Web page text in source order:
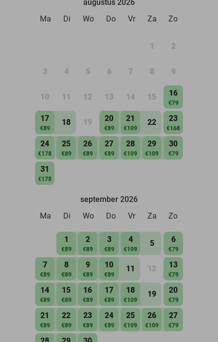
augustus 2026
Ma
Di Wo Do Vr Za Zo
1 2
3 4 5 6 7 8 9
10 11 12 13 14 15 16
€79
17
€89
18 19 20
€89
21
€109
22 23
€168
24
€178
25
€89
26
€89
27
€89
28
€109
29
€109
30
€79
31
€178
september 2026
Ma
Di Wo Do Vr Za Zo
1
€89
2
€89
3
€89
4
€109
5 6
€79
7
€89
8
€89
9
€89
10
€89
11 12 13
€79
14
€89
15
€89
16
€89
17
€89
18
€109
19 20
€79
21
€89
22
€89
23
€89
24
€89
25
€109
26
€109
27
€79